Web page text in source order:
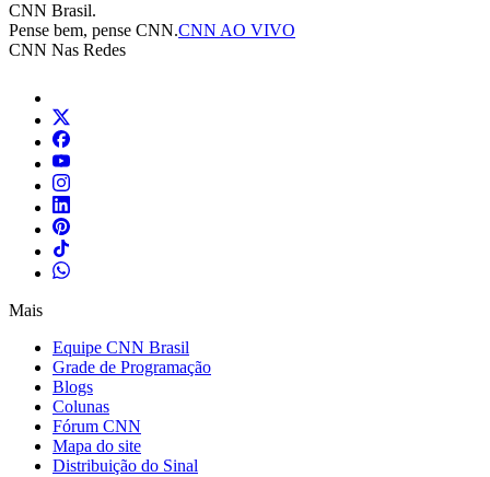
CNN Brasil.
Pense bem, pense CNN.CNN AO VIVO
CNN Nas Redes
Mais
Equipe CNN Brasil
Grade de Programação
Blogs
Colunas
Fórum CNN
Mapa do site
Distribuição do Sinal